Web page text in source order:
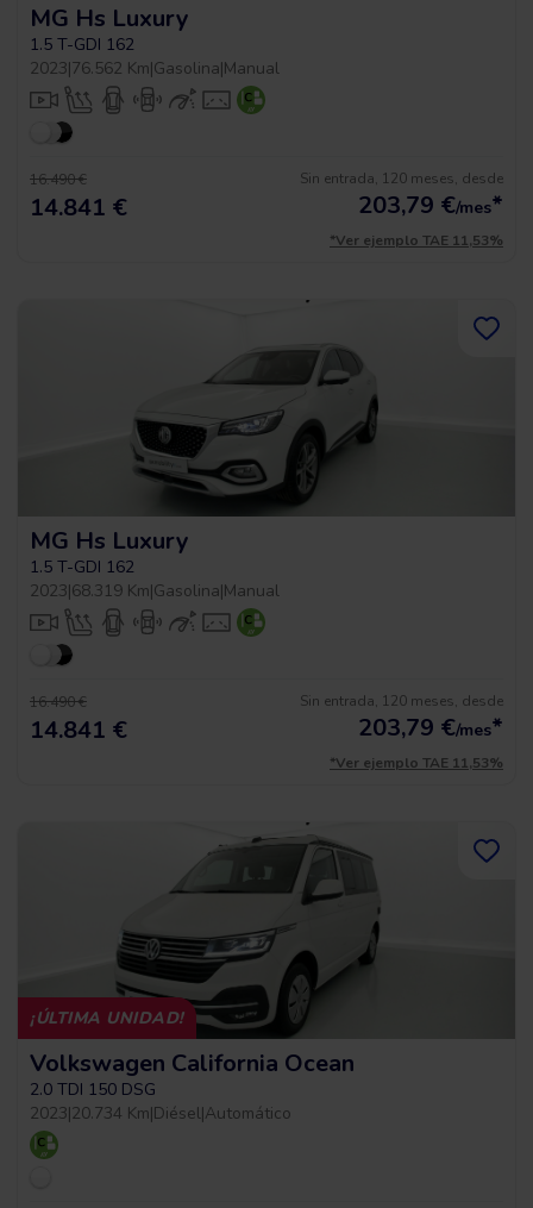
MG Hs Luxury
1.5 T-GDI 162
2023|76.562 Km|Gasolina|Manual
16.490 €
14.841 €
Sin entrada, 120 meses, desde
203,79 €/mes*
*Ver ejemplo TAE 11,53%
MG Hs Luxury
1.5 T-GDI 162
2023|68.319 Km|Gasolina|Manual
16.490 €
14.841 €
Sin entrada, 120 meses, desde
203,79 €/mes*
*Ver ejemplo TAE 11,53%
¡ÚLTIMA UNIDAD!
Volkswagen California Ocean
2.0 TDI 150 DSG
2023|20.734 Km|Diésel|Automático